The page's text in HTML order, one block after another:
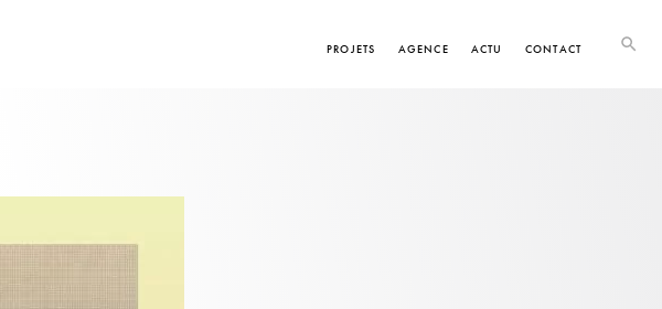
PROJETS AGENCE ACTU CONTACT